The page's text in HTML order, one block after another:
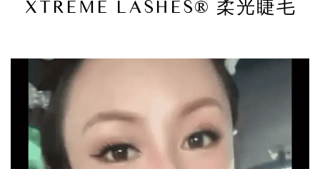
XTREME LASHES® 柔光睫毛